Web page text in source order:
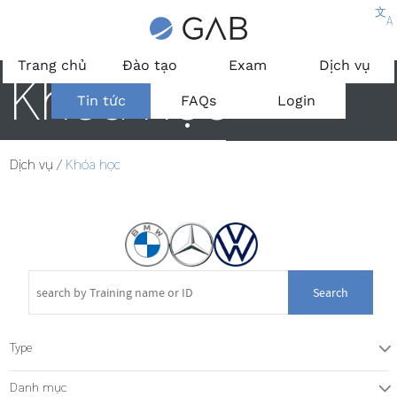
文
A
Trang chủ Đào tạo Exam Dịch vụ
Tin tức FAQs Login
Khóa học
Dịch vụ / Khóa học
Search
Type T
Danh mục T